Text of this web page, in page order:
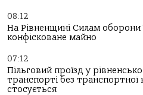
08:12
На Рівненщині Силам оборони
конфісковане майно
07:12
Пільговий проїзд у
транспорті без транспортної
стосується